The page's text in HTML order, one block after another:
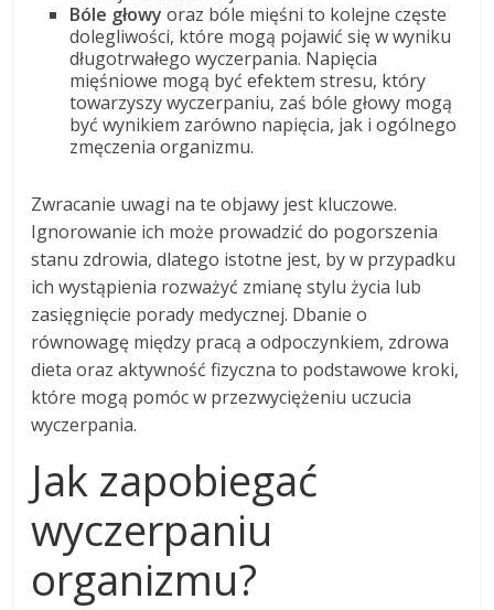
Bóle głowy oraz bóle mięśni to kolejne częste
dolegliwości, które mogą pojawić się w wyniku
długotrwałego wyczerpania. Napięcia
mięśniowe mogą być efektem stresu, który
towarzyszy wyczerpaniu, zaś bóle głowy mogą
być wynikiem zarówno napięcia, jak i ogólnego
zmęczenia organizmu.
Zwracanie uwagi na te objawy jest kluczowe.
Ignorowanie ich może prowadzić do pogorszenia
stanu zdrowia, dlatego istotne jest, by w przypadku
ich wystąpienia rozważyć zmianę stylu życia lub
zasięgnięcie porady medycznej. Dbanie o
równowagę między pracą a odpoczynkiem, zdrowa
dieta oraz aktywność fizyczna to podstawowe kroki,
które mogą pomóc w przezwyciężeniu uczucia
wyczerpania.
Jak zapobiegać
wyczerpaniu
organizmu?